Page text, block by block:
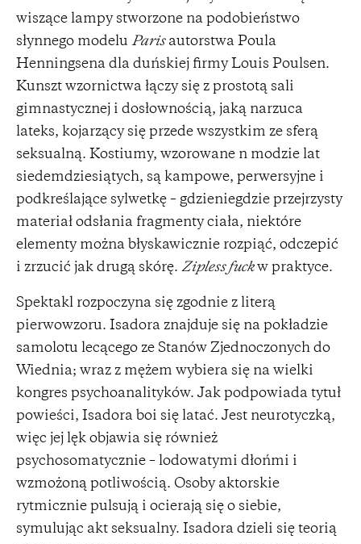
wiszące lampy stworzone na podobieństwo
słynnego modelu Parisautorstwa Poula
Henningsena dla duńskiej firmy Louis Poulsen.
Kunszt wzornictwa łączy się z prostotą sali
gimnastycznej i dosłownością, jaką narzuca
lateks, kojarzący się przede wszystkim ze sferą
seksualną. Kostiumy, wzorowane n modzie lat
siedemdziesiątych, są kampowe, perwersyjne i
podkreślające sylwetkę – gdzieniegdzie przejrzysty
materiał odsłania fragmenty ciała, niektóre
elementy można błyskawicznie rozpiąć, odczepić
i zrzucić jak drugą skórę. Zipless fuckw praktyce.
Spektakl rozpoczyna się zgodnie z literą
pierwowzoru. Isadora znajduje się na pokładzie
samolotu lecącego ze Stanów Zjednoczonych do
Wiednia; wraz z mężem wybiera się na wielki
kongres psychoanalityków. Jak podpowiada tytuł
powieści, Isadora boi się latać. Jest neurotyczką,
więc jej lęk objawia się również
psychosomatycznie – lodowatymi dłońmi i
wzmożoną potliwością. Osoby aktorskie
rytmicznie pulsują i ocierają się o siebie,
symulując akt seksualny. Isadora dzieli się teorią